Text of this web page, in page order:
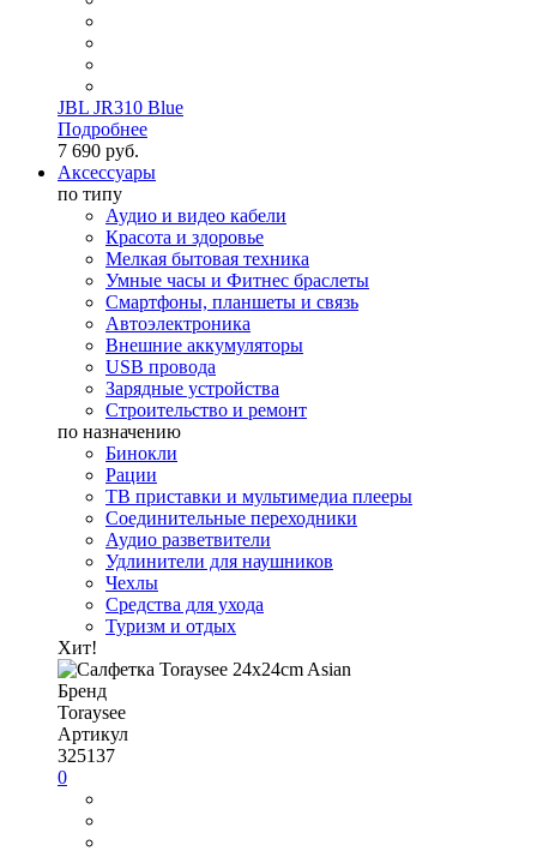
JBL JR310 Blue
Подробнее
7 690 руб.
Аксессуары
по типу
Аудио и видео кабели
Красота и здоровье
Мелкая бытовая техника
Умные часы и Фитнес браслеты
Смартфоны, планшеты и связь
Автоэлектроника
Внешние аккумуляторы
USB провода
Зарядные устройства
Строительство и ремонт
по назначению
Бинокли
Рации
ТВ приставки и мультимедиа плееры
Соединительные переходники
Аудио разветвители
Удлинители для наушников
Чехлы
Средства для ухода
Туризм и отдых
Хит!
Бренд
Toraysee
Артикул
325137
0